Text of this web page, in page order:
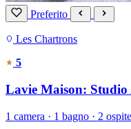
Preferito
Les Chartrons
5
Lavie Maison: Studio
1 camera · 1 bagno · 2